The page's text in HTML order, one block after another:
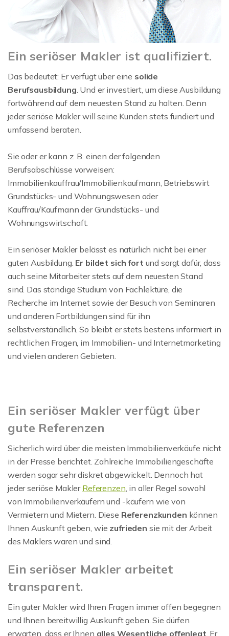
Ein seriöser Makler ist qualifiziert.
Das bedeutet: Er verfügt über eine solide
Berufsausbildung . Und er investiert, um diese Ausbildung
fortwährend auf dem neuesten Stand zu halten. Denn
jeder seriöse Makler will seine Kunden stets fundiert und
umfassend beraten.
Sie oder er kann z. B. einen der folgenden
Berufsabschlüsse vorweisen:
Immobilienkauffrau/Immobilienkaufmann, Betriebswirt
Grundstücks- und Wohnungswesen oder
Kauffrau/Kaufmann der Grundstücks- und
Wohnungswirtschaft.
Ein seriöser Makler belässt es natürlich nicht bei einer
guten Ausbildung. Er bildet sich fort und sorgt dafür, dass
auch seine Mitarbeiter stets auf dem neuesten Stand
sind. Das ständige Studium von Fachlektüre, die
Recherche im Internet sowie der Besuch von Seminaren
und anderen Fortbildungen sind für ihn
selbstverständlich. So bleibt er stets bestens informiert in
rechtlichen Fragen, im Immobilien- und Internetmarketing
und vielen anderen Gebieten.
Ein seriöser Makler verfügt über
gute Referenzen
Sicherlich wird über die meisten Immobilienverkäufe nicht
in der Presse berichtet. Zahlreiche Immobiliengeschäfte
werden sogar sehr diskret abgewickelt. Dennoch hat
jeder seriöse Makler Referenzen , in aller Regel sowohl
von Immobilienverkäufern und -käufern wie von
Vermietern und Mietern. Diese Referenzkunden können
Ihnen Auskunft geben, wie zufrieden sie mit der Arbeit
des Maklers waren und sind.
Ein seriöser Makler arbeitet
transparent.
Ein guter Makler wird Ihren Fragen immer offen begegnen
und Ihnen bereitwillig Auskunft geben. Sie dürfen
erwarten, dass er Ihnen alles Wesentliche offenlegt . Er